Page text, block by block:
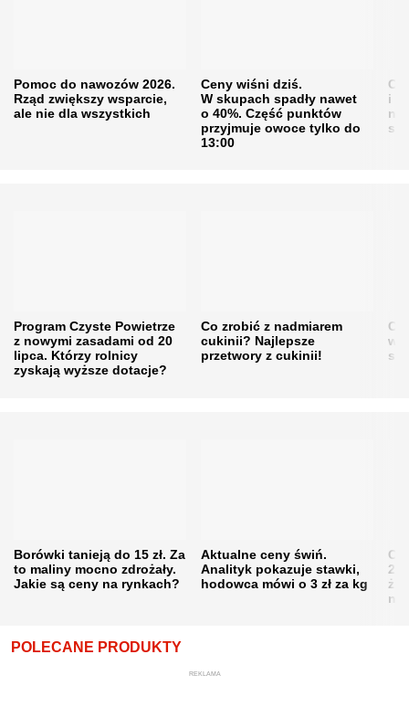
Pomoc do nawozów 2026.
Rząd zwiększy wsparcie,
ale nie dla wszystkich
Ceny wiśni dziś.
W skupach spadły nawet
o 40%. Część punktów
przyjmuje owoce tylko do
13:00
i
Program Czyste Powietrze
z nowymi zasadami od 20
lipca. Którzy rolnicy
zyskają wyższe dotacje?
Co zrobić z nadmiarem
cukinii? Najlepsze
przetwory z cukinii!
w
Borówki tanieją do 15 zł. Za
to maliny mocno zdrożały.
Jakie są ceny na rynkach?
Aktualne ceny świń.
Analityk pokazuje stawki,
hodowca mówi o 3 zł za kg
POLECANE PRODUKTY
REKLAMA